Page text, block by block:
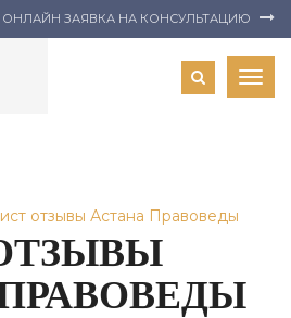
ОНЛАЙН ЗАЯВКА НА КОНСУЛЬТАЦИЮ
отзывы Астана Правоведы